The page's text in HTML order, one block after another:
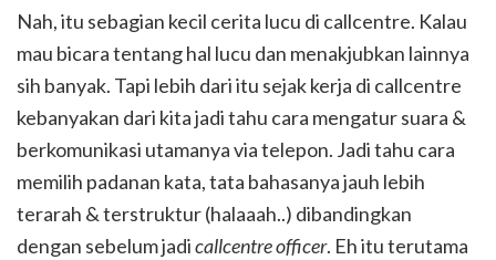
Nah, itu sebagian kecil cerita lucu di callcentre. Kalau
mau bicara tentang hal lucu dan menakjubkan lainnya
sih banyak. Tapi lebih dari itu sejak kerja di callcentre
kebanyakan dari kita jadi tahu cara mengatur suara &
berkomunikasi utamanya via telepon. Jadi tahu cara
memilih padanan kata, tata bahasanya jauh lebih
terarah & terstruktur (halaaah..) dibandingkan
dengan sebelum jadicallcentre officer. Eh itu terutama